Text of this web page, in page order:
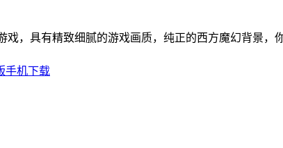
戏，具有精致细腻的游戏画质，纯正的西方魔幻背景